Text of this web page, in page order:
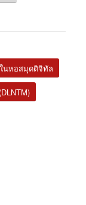
นหอสมุดดิจิทัล